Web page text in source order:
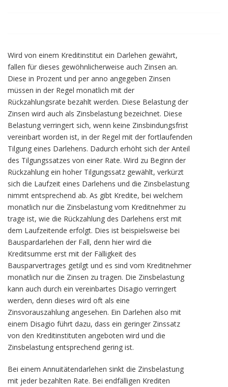
Wird von einem Kreditinstitut ein Darlehen gewährt,
fallen für dieses gewöhnlicherweise auch Zinsen an.
Diese in Prozent und per anno angegeben Zinsen
müssen in der Regel monatlich mit der
Rückzahlungsrate bezahlt werden. Diese Belastung der
Zinsen wird auch als Zinsbelastung bezeichnet. Diese
Belastung verringert sich, wenn keine Zinsbindungsfrist
vereinbart worden ist, in der Regel mit der fortlaufenden
Tilgung eines Darlehens. Dadurch erhöht sich der Anteil
des Tilgungssatzes von einer Rate. Wird zu Beginn der
Rückzahlung ein hoher Tilgungssatz gewählt, verkürzt
sich die Laufzeit eines Darlehens und die Zinsbelastung
nimmt entsprechend ab. As gibt Kredite, bei welchem
monatlich nur die Zinsbelastung vom Kreditnehmer zu
trage ist, wie die Rückzahlung des Darlehens erst mit
dem Laufzeitende erfolgt. Dies ist beispielsweise bei
Bauspardarlehen der Fall, denn hier wird die
Kreditsumme erst mit der Fälligkeit des
Bausparvertrages getilgt und es sind vom Kreditnehmer
monatlich nur die Zinsen zu tragen. Die Zinsbelastung
kann auch durch ein vereinbartes Disagio verringert
werden, denn dieses wird oft als eine
Zinsvorauszahlung angesehen. Ein Darlehen also mit
einem Disagio führt dazu, dass ein geringer Zinssatz
von den Kreditinstituten angeboten wird und die
Zinsbelastung entsprechend gering ist.
Bei einem Annuitätendarlehen sinkt die Zinsbelastung
mit jeder bezahlten Rate. Bei endfälligen Krediten